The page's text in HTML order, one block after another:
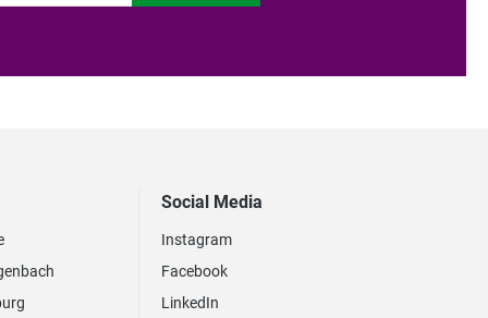
Social Media
Instagram
Facebook
LinkedIn